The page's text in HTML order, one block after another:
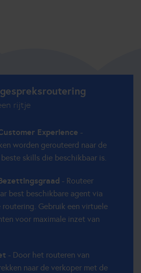
rijtje
Experience -
worden gerouteerd naar de
skills die beschikbaar is.
- Routeer
best beschikbare agent via
Gebruik een virtuele
voor maximale inzet van
- Door het routeren van
naar de verkoper met de